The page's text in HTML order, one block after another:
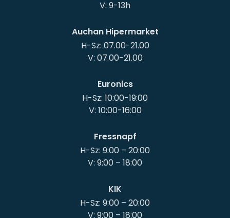
Auchan Hipermarket
H-Sz: 07.00-21.00
V: 07.00-21.00
Euronics
H-Sz: 10:00-19:00
V: 10:00-16:00
Fressnapf
H-Sz: 9:00 – 20:00
KIK
H-Sz: 9:00 – 20:00